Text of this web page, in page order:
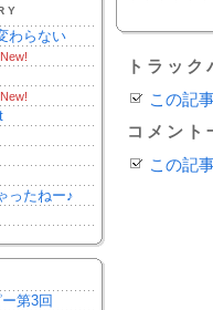
わらない
New!
New!
ったねー♪
第3回
トラッ
この記
コメント
この記